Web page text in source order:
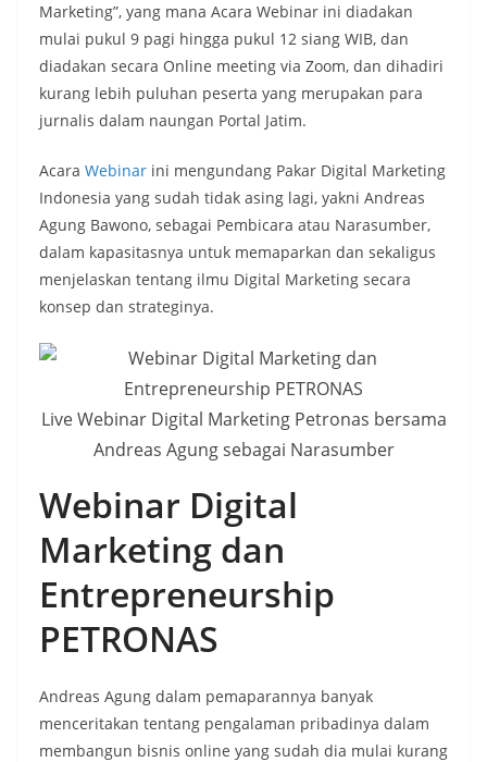
Marketing”, yang mana Acara Webinar ini diadakan
mulai pukul 9 pagi hingga pukul 12 siang WIB, dan
diadakan secara Online meeting via Zoom, dan dihadiri
kurang lebih puluhan peserta yang merupakan para
jurnalis dalam naungan Portal Jatim.
Acara Webinar ini mengundang Pakar Digital Marketing
Indonesia yang sudah tidak asing lagi, yakni Andreas
Agung Bawono, sebagai Pembicara atau Narasumber,
dalam kapasitasnya untuk memaparkan dan sekaligus
menjelaskan tentang ilmu Digital Marketing secara
konsep dan strateginya.
Live Webinar Digital Marketing Petronas bersama
Andreas Agung sebagai Narasumber
Webinar Digital
Marketing dan
Entrepreneurship
PETRONAS
Andreas Agung dalam pemaparannya banyak
menceritakan tentang pengalaman pribadinya dalam
membangun bisnis online yang sudah dia mulai kurang